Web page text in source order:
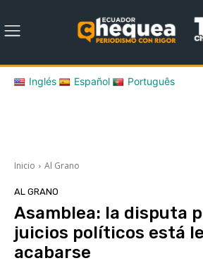
Inglés Español Português
Inicio Al Grano
AL GRANO
Asamblea: la disputa
juicios políticos está
acabarse